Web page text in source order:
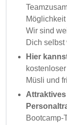
Möglichkeit
Wir sind
Dich
Hier
Müsli und
Bootcamp-